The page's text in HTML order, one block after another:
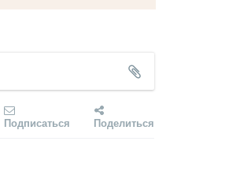
Подписаться Поделиться